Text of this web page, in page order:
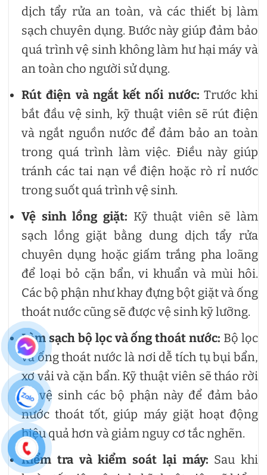
dịch tẩy rửa an toàn, và các thiết bị làm
sạch chuyên dụng. Bước này giúp đảm bảo
quá trình vệ sinh không làm hư hại máy và
an toàn cho người sử dụng.
Rút điện và ngắt kết nối nước: Trước khi
bắt đầu vệ sinh, kỹ thuật viên sẽ rút điện
và ngắt nguồn nước để đảm bảo an toàn
trong quá trình làm việc. Điều này giúp
tránh các tai nạn về điện hoặc rò rỉ nước
trong suốt quá trình vệ sinh.
Vệ sinh lồng giặt: Kỹ thuật viên sẽ làm
sạch lồng giặt bằng dung dịch tẩy rửa
chuyên dụng hoặc giấm trắng pha loãng
để loại bỏ cặn bẩn, vi khuẩn và mùi hôi.
Các bộ phận như khay đựng bột giặt và ống
thoát nước cũng sẽ được vệ sinh kỹ lưỡng.
Làm sạch bộ lọc và ống thoát nước: Bộ lọc
và ống thoát nước là nơi dễ tích tụ bụi bẩn,
xơ vải và cặn bẩn. Kỹ thuật viên sẽ tháo rời
và vệ sinh các bộ phận này để đảm bảo
nước thoát tốt, giúp máy giặt hoạt động
hiệu quả hơn và giảm nguy cơ tắc nghẽn.
Kiểm tra và kiểm soát lại máy: Sau khi